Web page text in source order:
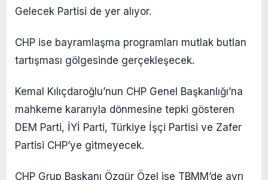
Gelecek Partisi de yer alıyor.
CHP ise bayramlaşma programları mutlak butlan
tartışması gölgesinde gerçekleşecek.
Kemal Kılıçdaroğlu’nun CHP Genel Başkanlığı’na
mahkeme kararıyla dönmesine tepki gösteren
DEM Parti, İYİ Parti, Türkiye İşçi Partisi ve Zafer
Partisi CHP’ye gitmeyecek.
CHP Grup Başkanı Özgür Özel ise TBMM’de ayrı